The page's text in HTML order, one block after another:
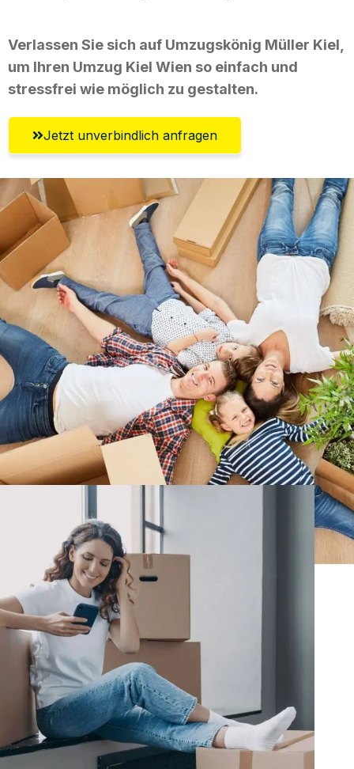
Verlassen Sie sich auf Umzugskönig Müller Kiel,
um Ihren Umzug Kiel Wien so einfach und
stressfrei wie möglich zu gestalten.
Jetzt unverbindlich anfragen